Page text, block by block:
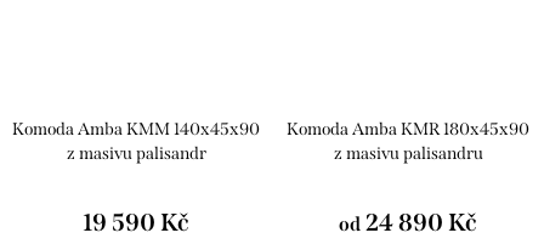
Komoda Amba KMM 140x45x90
z masivu palisandr
19 590 Kč
Komoda Amba KMR 180x45x90
z masivu palisandru
od 24 890 Kč